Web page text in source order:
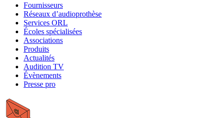
Fournisseurs
Réseaux d’audioprothèse
Services ORL
Écoles spécialisées
Associations
Produits
Actualités
Audition TV
Évènements
Presse pro